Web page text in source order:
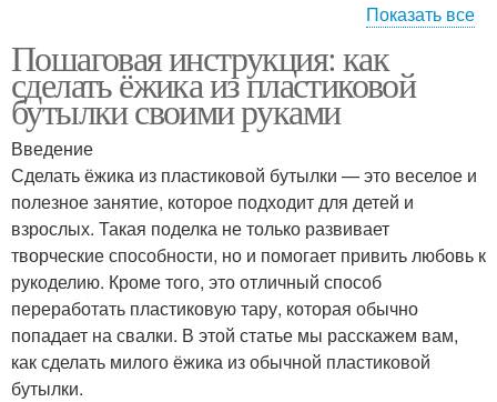
Поделки из шишек Оригинальная поделка
Поделка для детей
Показать все
Пошаговая инструкция: как
сделать ёжика из пластиковой
бутылки своими руками
Введение
Сделать ёжика из пластиковой бутылки — это веселое и
полезное занятие, которое подходит для детей и
взрослых. Такая поделка не только развивает
творческие способности, но и помогает привить любовь к
рукоделию. Кроме того, это отличный способ
переработать пластиковую тару, которая обычно
попадает на свалки. В этой статье мы расскажем вам,
как сделать милого ёжика из обычной пластиковой
бутылки.